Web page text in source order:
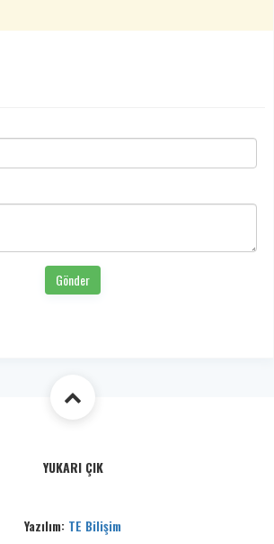
Gönder
YUKARI ÇIK
Yazılım: TE Bilişim